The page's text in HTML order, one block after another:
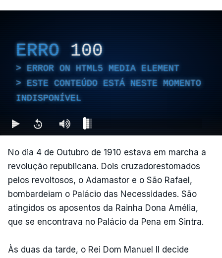
ERRO 100
ERROR ON HTML5 MEDIA ELEMENT
ESTE CONTEÚDO ESTÁ NESTE MOMENTO
INDISPONÍVEL
No dia 4 de Outubro de 1910 estava em marcha a
revolução republicana. Dois cruzadorestomados
pelos revoltosos, o Adamastor e o São Rafael,
bombardeiam o Palácio das Necessidades. São
atingidos os aposentos da Rainha Dona Amélia,
que se encontrava no Palácio da Pena em Sintra.
Às duas da tarde, o Rei Dom Manuel II decide